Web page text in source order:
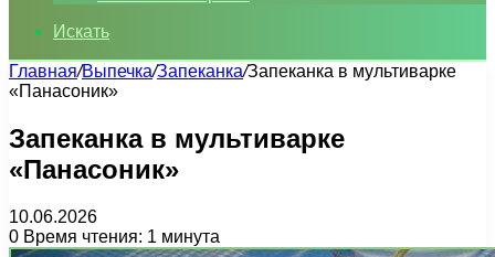
Искать
Главная/Выпечка/Запеканка/Запеканка в мультиварке
«Панасоник»
Запеканка в мультиварке
«Панасоник»
10.06.2026
0 Время чтения: 1 минута